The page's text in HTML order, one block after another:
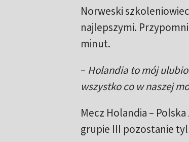
Norweski
najlepszymi.
minut.
– Holandia to mój
wszystko co w naszej
Mecz Holandia –
grupie III pozostanie